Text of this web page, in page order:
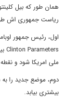
همان طور که بیل
ریاست جمهوری اش
اول، رئیس جمهور
Clinton Parameters
ملی امریکا شود و
دوم، موضع جدید را
بیشتری بیابد.